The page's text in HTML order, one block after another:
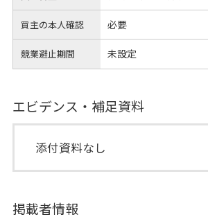
買主の本人確認 必要
競業避止期間 未設定
エビデンス・補足資料
添付資料なし
掲載者情報